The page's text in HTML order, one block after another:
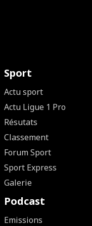
Sport
Actu sport
Actu Ligue 1 Pro
Résutats
Classement
Forum Sport
Sport Express
Galerie
Podcast
Emissions